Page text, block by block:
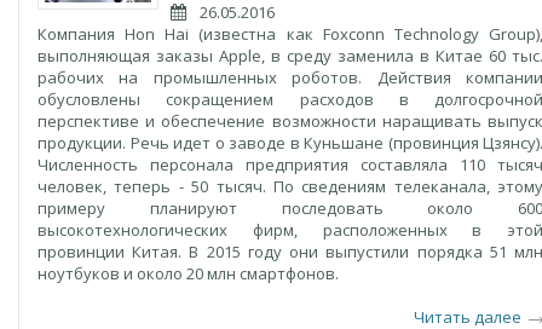
26.05.2016
Компания Hon Hai (известна как Foxconn Technology Group),
выполняющая заказы Apple, в среду заменила в Китае 60 тыс.
рабочих на промышленных роботов. Действия компании
обусловлены сокращением расходов в долгосрочной
перспективе и обеспечение возможности наращивать выпуск
продукции. Речь идет о заводе в Куньшане (провинция Цзянсу).
Численность персонала предприятия составляла 110 тысяч
человек, теперь - 50 тысяч. По сведениям телеканала, этому
примеру планируют последовать около 600
высокотехнологических фирм, расположенных в этой
провинции Китая. В 2015 году они выпустили порядка 51 млн
ноутбуков и около 20 млн смартфонов.
Читать далее